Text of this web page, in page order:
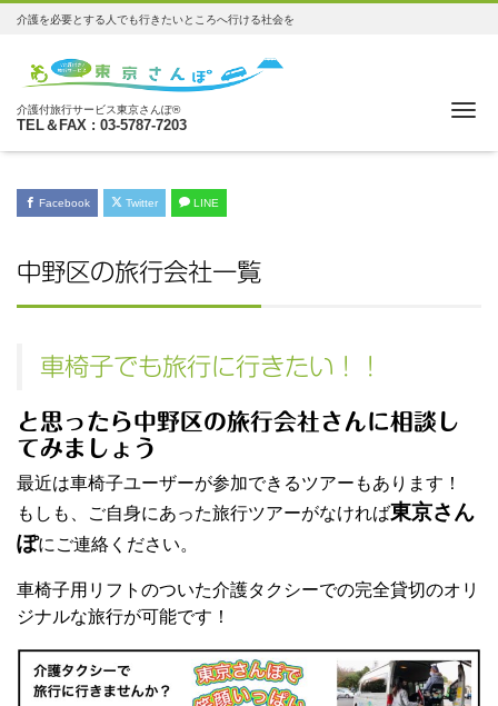
介護を必要とする人でも行きたいところへ行ける社会を
介護付旅行サービス東京さんぽ®
TEL＆FAX : 03-5787-7203
Facebook Twitter LINE
中野区の旅行会社一覧
車椅子でも旅行に行きたい！！
と思ったら中野区の旅行会社さんに相談し
てみましょう
最近は車椅子ユーザーが参加できるツアーもあります！
もしも、ご自身にあった旅行ツアーがなければ東京さん
ぽにご連絡ください。
車椅子用リフトのついた介護タクシーでの完全貸切のオリ
ジナルな旅行が可能です！